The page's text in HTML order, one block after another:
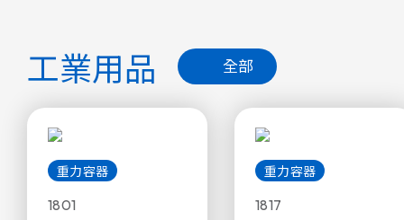
工業用品 全部
重力容器
1801
重力容器
1817